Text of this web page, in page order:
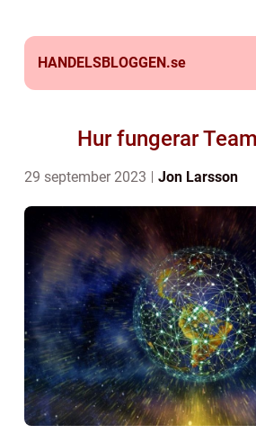
HANDELSBLOGGEN.se
Hur fungerar
29 september 2023 Jon Larsson